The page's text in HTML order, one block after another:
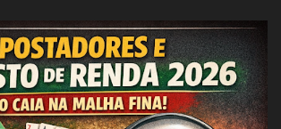
para os apostadores. Aqui estão
comuns de Handicap Europeu no mercado
Europeu +1: Nesta aposta, uma equipe é
vantagem de 1 gol antes mesmo do início do
se a equipe perder por um gol de diferença,